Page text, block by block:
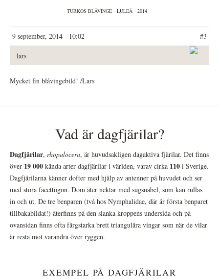
TURKOS BLÅVINGE LULEÅ 2014
9 september, 2014 - 10:02 #3
lars
Mycket fin blåvingebild! /Lars
Vad är dagfjärilar?
Dagfjärilar, rhopalocera, är huvudsakligen dagaktiva fjärilar. Det finns
över 19 000 kända arter dagfjärilar i världen, varav cirka 110 i Sverige.
Dagfjärilarna känner dofter med hjälp av antenner på huvudet och ser
med stora facettögon. Dom äter nektar med sugsnabel, som kan rullas
in och ut. De tre benparen (två hos Nymphalidae, där är första benparet
tillbakabildat!) återfinns på den slanka kroppens undersida och på
ovansidan finns ofta färgstarka brett triangulära vingar som när de vilar
är resta mot varandra över ryggen.
EXEMPEL PÅ DAGFJÄRILAR